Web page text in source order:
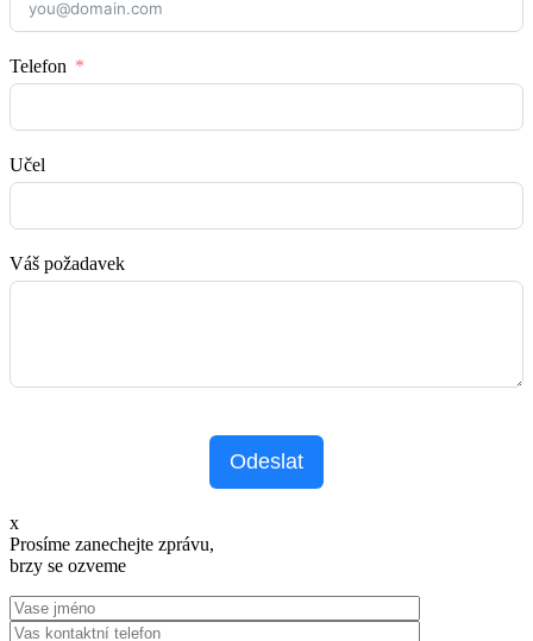
Telefon
Učel
Váš požadavek
Odeslat
x
Prosíme zanechejte zprávu,
brzy se ozveme